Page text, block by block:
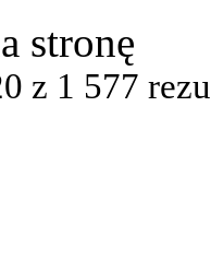
stronę
z 1 577